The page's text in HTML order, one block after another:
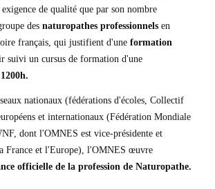
de qualité que par son nombre
des naturopathes professionnels en
français, qui justifient d'une formation
suivi un cursus de formation d'une
nationaux (fédérations d'écoles, Collectif
et internationaux (Fédération Mondiale
dont l'OMNES est vice-présidente et
France et l'Europe), l'OMNES œuvre
officielle de la profession de Naturopathe.